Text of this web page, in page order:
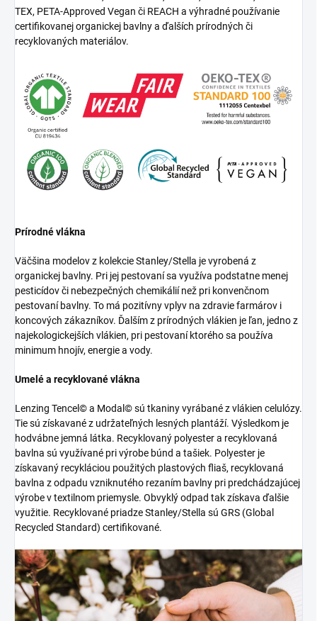
TEX, PETA-Approved Vegan či REACH a výhradné používanie
certifikovanej organickej bavlny a ďalších prírodných či
recyklovaných materiálov.
Prírodné vlákna
Väčšina modelov z kolekcie Stanley/Stella je vyrobená z
organickej bavlny. Pri jej pestovaní sa využíva podstatne menej
pesticídov či nebezpečných chemikálií než pri konvenčnom
pestovaní bavlny. To má pozitívny vplyv na zdravie farmárov i
koncových zákazníkov. Ďalším z prírodných vlákien je ľan, jedno z
najekologickejších vlákien, pri pestovaní ktorého sa používa
minimum hnojív, energie a vody.
Umelé a recyklované vlákna
Lenzing Tencel© a Modal© sú tkaniny vyrábané z vlákien celulózy.
Tie sú získavané z udržateľných lesných plantáží. Výsledkom je
hodvábne jemná látka. Recyklovaný polyester a recyklovaná
bavlna sú využívané pri výrobe búnd a tašiek. Polyester je
získavaný recykláciou použitých plastových fliaš, recyklovaná
bavlna z odpadu vzniknutého rezaním bavlny pri predchádzajúcej
výrobe v textilnom priemysle. Obvyklý odpad tak získava ďalšie
využitie. Recyklované priadze Stanley/Stella sú GRS (Global
Recycled Standard) certifikované.